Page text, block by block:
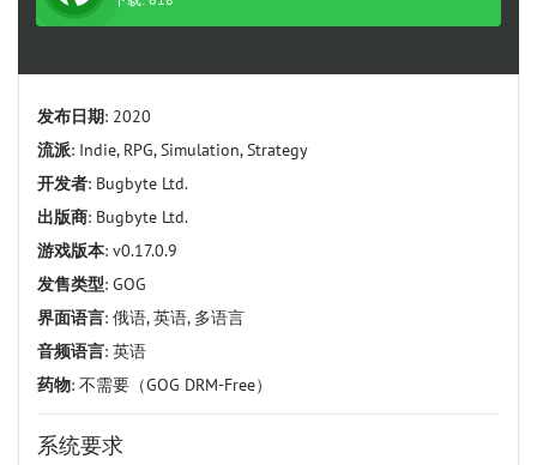
发布日期: 2020
流派: Indie, RPG, Simulation, Strategy
开发者: Bugbyte Ltd.
出版商: Bugbyte Ltd.
游戏版本: v0.17.0.9
发售类型: GOG
界面语言: 俄语, 英语, 多语言
音频语言: 英语
药物: 不需要（GOG DRM-Free）
系统要求